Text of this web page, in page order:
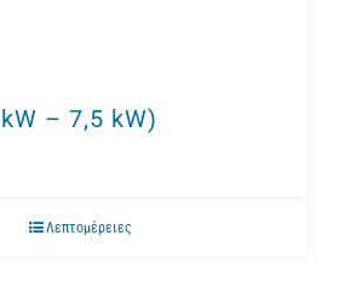
– 7,5 kW)
Λεπτομέρειες